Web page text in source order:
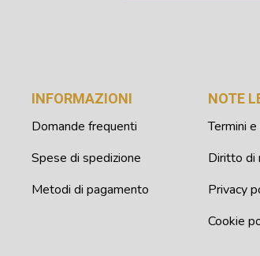
INFORMAZIONI
Domande frequenti
Spese di spedizione
Metodi di pagamento
NOTE
Termini
Diritto di
Privacy
Cookie